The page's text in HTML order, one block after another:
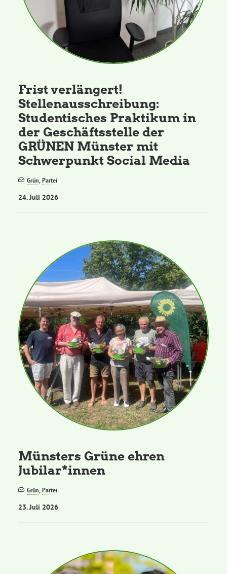
Grüne im Rathaus
Ratsmitglieder 2025 – 2030
Ratsanträge
Fraktionsgeschäftsstelle
Arbeitsgruppen
Mitglied werden
Kommunalpolitik
Engagement-Sprechstunde
Grüne Jugend
CampusGrün
Aktuelles
Frist verlängert!
Stellenausschreibung:
Studentisches Praktikum in
der Geschäftsstelle der
GRÜNEN Münster mit
Schwerpunkt Social Media
Grün,Partei
24. Juli 2026
Münsters Grüne ehren
Jubilar*innen
Grün,Partei
23. Juli 2026